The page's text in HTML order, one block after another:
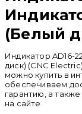
(Белый
Индикатор AD16-
диск) (CNC
можно купить в
обеспечиваем
гарантию, а
на сайте.